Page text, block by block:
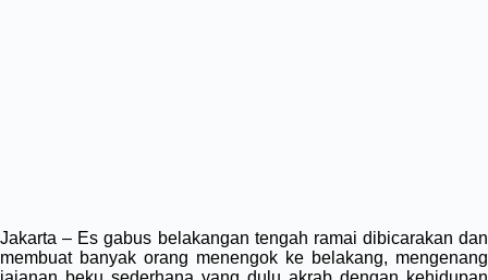
Jakarta – Es gabus belakangan tengah ramai dibicarakan dan
membuat banyak orang menengok ke belakang, mengenang